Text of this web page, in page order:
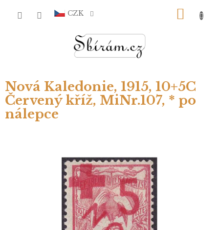
CZK
Nová Kaledonie, 1915, 10+5C
Červený kříž, MiNr.107, * po
nálepce